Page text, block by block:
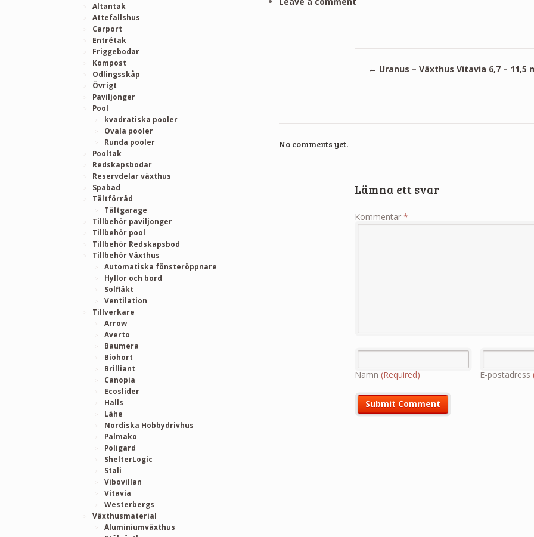
← Uranus – Växthus Vitavia 6,7 – 11,5
No comments yet.
Lämna ett svar
Kommentar*
Namn(Required) E-postadress
Altantak
Attefallshus
Carport
Entrétak
Friggebodar
Kompost
Odlingsskåp
Övrigt
Paviljonger
Pool
kvadratiska pooler
Ovala pooler
Runda pooler
Pooltak
Redskapsbodar
Reservdelar växthus
Spabad
Tältförråd
Tältgarage
Tillbehör paviljonger
Tillbehör pool
Tillbehör Redskapsbod
Tillbehör Växthus
Automatiska fönsteröppnare
Hyllor och bord
Solfläkt
Ventilation
Tillverkare
Arrow
Averto
Baumera
Biohort
Brilliant
Canopia
Ecoslider
Halls
Lähe
Nordiska Hobbydrivhus
Palmako
Poligard
ShelterLogic
Stali
Vibovillan
Vitavia
Westerbergs
Växthusmaterial
Aluminiumväxthus